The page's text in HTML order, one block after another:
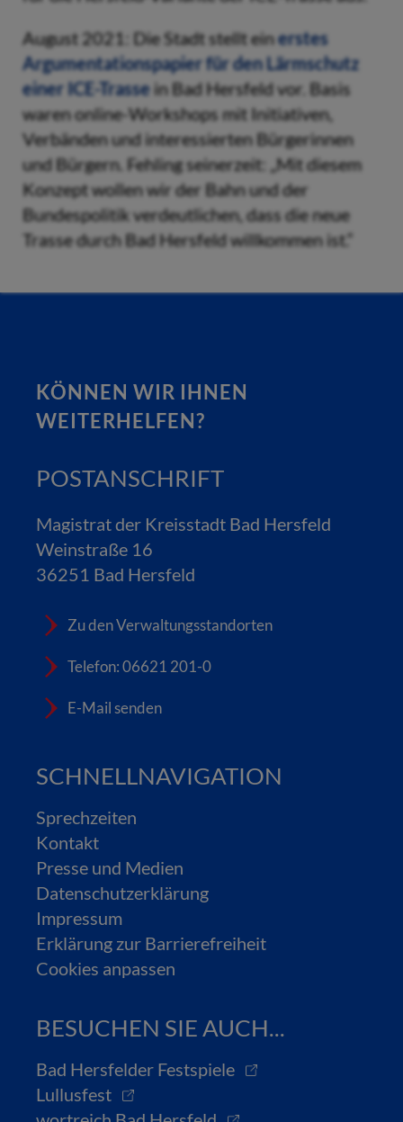
August 2021: Die Stadt stellt einerstes
Argumentationspapier für den Lärmschutz
einer ICE-Trasse in Bad Hersfeld vor. Basis
waren online-Workshops mit Initiativen,
Verbänden und interessierten Bürgerinnen
und Bürgern. Fehling seinerzeit: „Mit diesem
Konzept wollen wir der Bahn und der
Bundespolitik verdeutlichen, dass die neue
Trasse durch Bad Hersfeld willkommen ist.“
KÖNNEN WIR IHNEN
WEITERHELFEN?
POSTANSCHRIFT
Magistrat der Kreisstadt Bad Hersfeld
Weinstraße 16
36251 Bad Hersfeld
Zu den Verwaltungsstandorten
Telefon: 06621 201-0
E-Mail senden
SCHNELLNAVIGATION
Sprechzeiten
Kontakt
Presse und Medien
Datenschutzerklärung
Impressum
Erklärung zur Barrierefreiheit
Cookies anpassen
BESUCHEN SIE AUCH...
Bad Hersfelder Festspiele
Lullusfest